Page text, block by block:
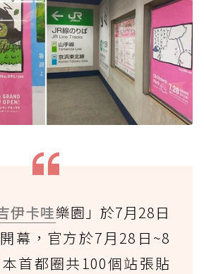
伊卡哇樂園」於7月28日
幕，官方於7月28日~8
首都圈共100個站張貼